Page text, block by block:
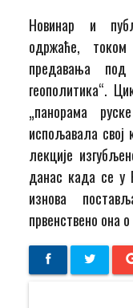
Новинар и
одржаће,
предавања под
геополитика“.
„панорама
испољавала свој
лекције
данас када се у
изнова
првенствено она